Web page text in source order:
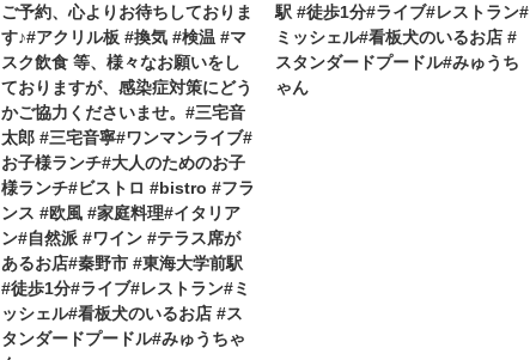
ご予約、心よりお待ちしておりま
す♪#アクリル板 #換気 #検温 #マ
スク飲食 等、様々なお願いをし
ておりますが、感染症対策にどう
かご協力くださいませ。#三宅音
太郎 #三宅音寧#ワンマンライブ#
お子様ランチ#大人のためのお子
様ランチ#ビストロ #bistro #フラ
ンス #欧風 #家庭料理#イタリア
ン#自然派 #ワイン #テラス席が
あるお店#秦野市 #東海大学前駅
#徒歩1分#ライブ#レストラン#ミ
ッシェル#看板犬のいるお店 #ス
タンダードプードル#みゅうちゃ
駅 #徒歩1分#ライブ#レストラン#
ミッシェル#看板犬のいるお店 #
スタンダードプードル#みゅうち
ゃん